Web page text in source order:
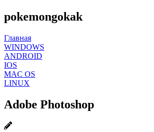
pokemongokak
Главная
WINDOWS
ANDROID
IOS
MAC OS
LINUX
Adobe Photoshop